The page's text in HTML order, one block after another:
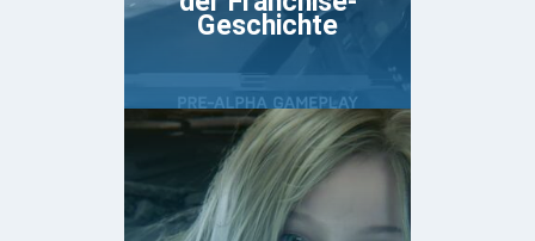
Geschichte